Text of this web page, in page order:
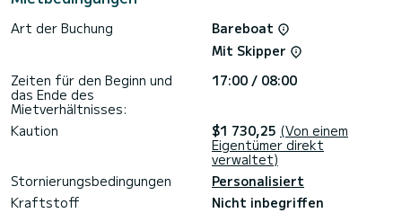
Rollgenua ausgestattet. Es verfügt über folgende
Ausstattung: Autopilot, Bugstrahlruder, Lautsprecher, USB-
Stecker, WLAN und Internet, Deckdusche, Plancha,
Badeplattform.
Zögern Sie nicht, uns für ein Angebot zu kontaktieren, ein
Art der Buchung
Bareboat
Mit Skipper
Zeiten für den Beginn und
das Ende des
Mietverhältnisses:
17:00 / 08:00
Kaution $1 730,25 (Von einem
Eigentümer direkt
verwaltet)
Stornierungsbedingungen
Personalisiert
Kraftstoff
Nicht inbegriffen